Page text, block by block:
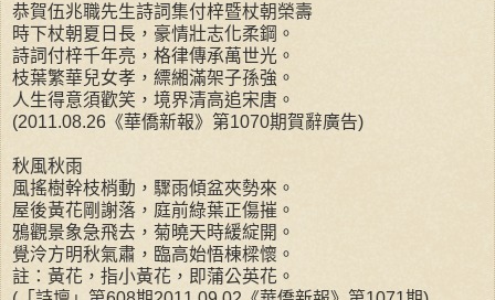
恭賀伍兆職先生詩詞集付梓暨杖朝榮壽
時下杖朝夏日長，豪情壯志化柔鋼。
詩詞付梓千年亮，格律傳承萬世光。
枝葉繁華兒女孝，縹緗滿架子孫強。
人生得意須歡笑，境界清高追宋唐。
(2011.08.26《華僑新報》第1070期賀辭廣告)
秋風秋雨
風搖樹幹枝梢動，驟雨傾盆夾勢來。
屋後黃花剛謝落，庭前綠葉正傷摧。
鴉觀景象急飛去，菊曉天時緩綻開。
覺泠方明秋氣肅，臨高始悟棟樑懷。
註：黃花，指小黃花，即蒲公英花。